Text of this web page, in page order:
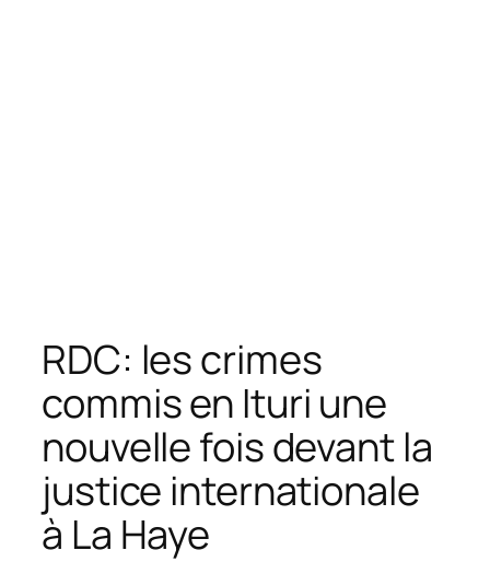
RDC: les crimes
commis en Ituri une
nouvelle fois devant la
justice internationale
à La Haye